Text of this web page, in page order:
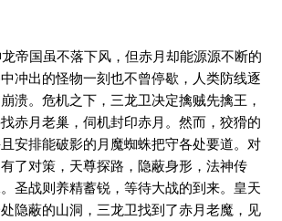
帝国虽不落下风，但赤月却能源源不断的
冲出的怪物一刻也不曾停歇，人类防线逐
溃。危机之下，三龙卫决定擒贼先擒王，
赤月老巢，伺机封印赤月。然而，狡猾的
安排能破影的月魔蜘蛛把守各处要道。对
了对策，天尊探路，隐蔽身形，法神传
圣战则养精蓄锐，等待大战的到来。皇天
隐蔽的山洞，三龙卫找到了赤月老魔，见